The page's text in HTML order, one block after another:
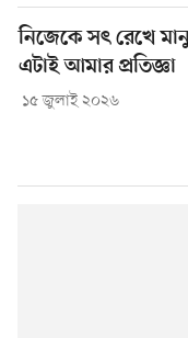
নিজেকে সৎ রেখে
এটাই আমার প্রতিজ্ঞা
১৫ জুলাই ২০২৬